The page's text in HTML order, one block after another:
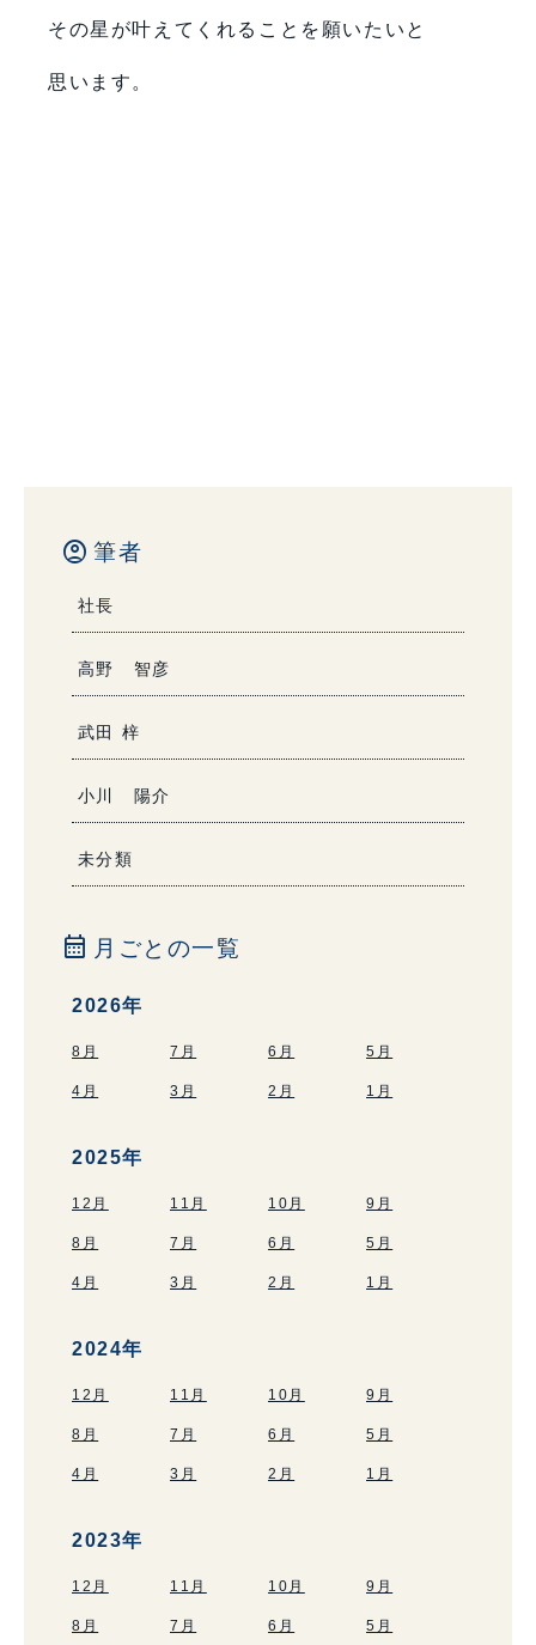
その星が叶えてくれることを願いたいと
思います。
account_circle 筆者
社長
高野 智彦
武田 梓
小川 陽介
未分類
calendar_month 月ごとの一覧
2026年
8月 7月 6月 5月
4月 3月 2月 1月
2025年
12月 11月 10月 9月
8月 7月 6月 5月
4月 3月 2月 1月
2024年
12月 11月 10月 9月
8月 7月 6月 5月
4月 3月 2月 1月
2023年
12月 11月 10月 9月
8月 7月 6月 5月